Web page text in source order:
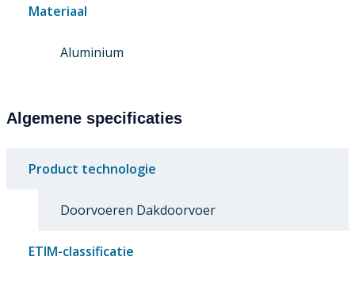
Materiaal
Aluminium
Algemene specificaties
Product technologie
Doorvoeren Dakdoorvoer
ETIM-classificatie